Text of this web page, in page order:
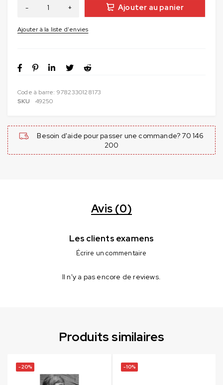
Ajouter au panier
Code à barre: 9782330128173
SKU
49250
Besoin d'aide pour passer une commande? 70 146
200
Avis (0)
Les clients examens
Écrire un commentaire
Il n'y a pas encore de reviews.
Produits similaires
-20% -10%